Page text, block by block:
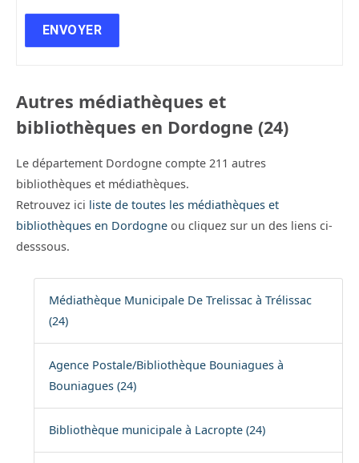
Autres médiathèques et
bibliothèques en Dordogne (24)
Le département Dordogne compte 211 autres
bibliothèques et médiathèques.
Retrouvez ici liste de toutes les médiathèques et
bibliothèques en Dordogne ou cliquez sur un des liens ci-
desssous.
Médiathèque Municipale De Trelissac à Trélissac
(24)
Agence Postale/Bibliothèque Bouniagues à
Bouniagues (24)
Bibliothèque municipale à Lacropte (24)